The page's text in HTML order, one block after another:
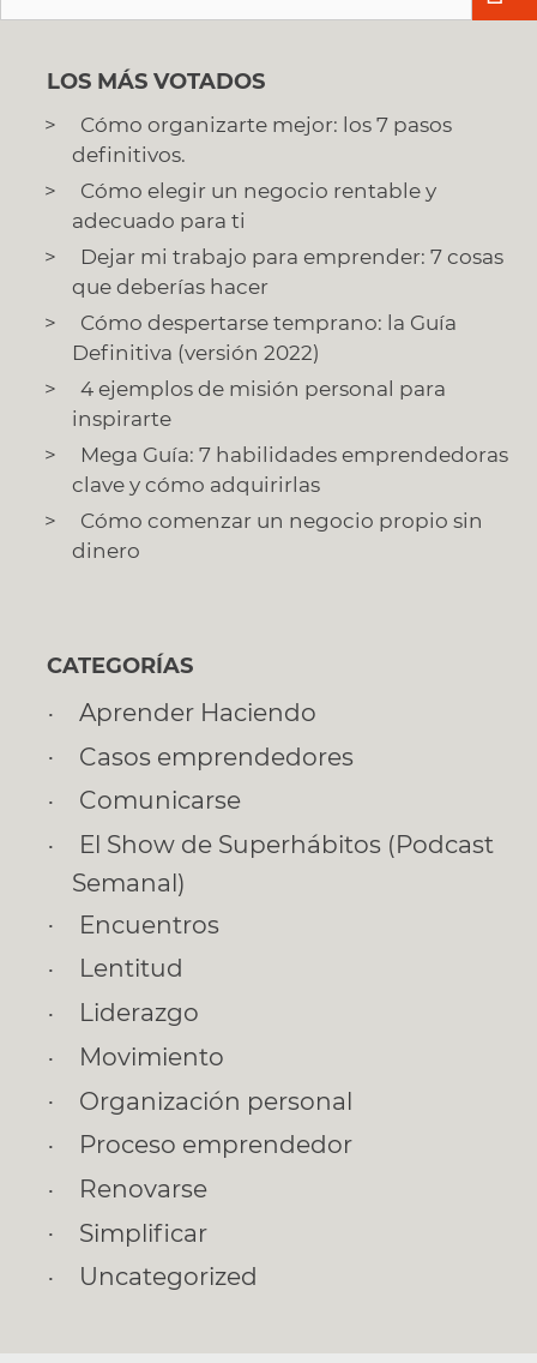
LOS MÁS VOTADOS
Cómo organizarte mejor: los 7 pasos
definitivos.
Cómo elegir un negocio rentable y
adecuado para ti
Dejar mi trabajo para emprender: 7 cosas
que deberías hacer
Cómo despertarse temprano: la Guía
Definitiva (versión 2022)
4 ejemplos de misión personal para
inspirarte
Mega Guía: 7 habilidades emprendedoras
clave y cómo adquirirlas
Cómo comenzar un negocio propio sin
dinero
CATEGORÍAS
Aprender Haciendo
Casos emprendedores
Comunicarse
El Show de Superhábitos (Podcast
Semanal)
Encuentros
Lentitud
Liderazgo
Movimiento
Organización personal
Proceso emprendedor
Renovarse
Simplificar
Uncategorized